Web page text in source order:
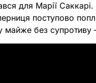
для Марії Саккарі.
поступово
майже без супротиву